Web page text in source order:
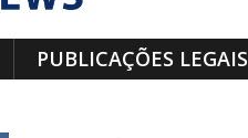
PUBLICAÇÕES LEGAIS